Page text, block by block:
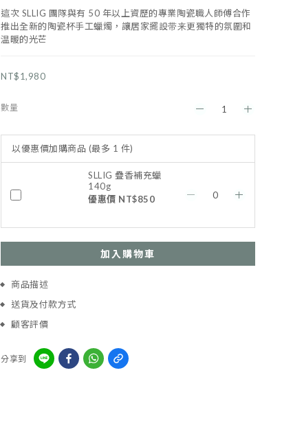
這次 SLLIG 團隊與有 50 年以上資歷的專業陶瓷職人師傅合作
推出全新的陶瓷杯手工蠟燭，讓居家擺設带来更獨特的氛圍和
温暖的光芒
NT$1,980
數量
以優惠價加購商品 (最多 1 件)
SLLIG 疊香補充蠟
140g
優惠價 NT$850
加入購物車
商品描述
送貨及付款方式
顧客評價
分享到